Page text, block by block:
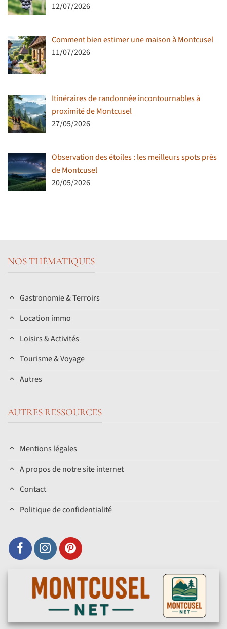
12/07/2026
Comment bien estimer une maison à Montcusel
11/07/2026
Itinéraires de randonnée incontournables à
proximité de Montcusel
27/05/2026
Observation des étoiles : les meilleurs spots près
de Montcusel
20/05/2026
NOS THÉMATIQUES
Gastronomie & Terroirs
Location immo
Loisirs & Activités
Tourisme & Voyage
Autres
AUTRES RESSOURCES
Mentions légales
A propos de notre site internet
Contact
Politique de confidentialité